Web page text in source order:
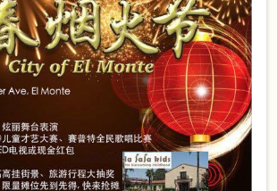
CONTACT US
PARTNERS